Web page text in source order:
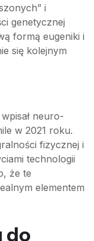
i
genetycznej
formą eugeniki i
się kolejnym
neuro-
w 2021 roku.
fizycznej i
technologii
że te
elementem
do